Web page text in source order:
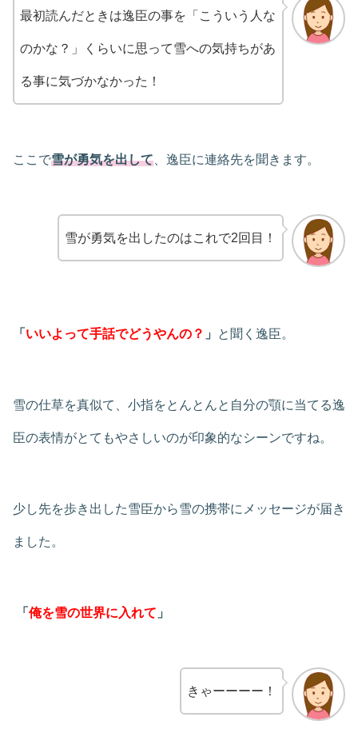
最初読んだときは逸臣の事を「こういう人な
のかな？」くらいに思って雪への気持ちがあ
る事に気づかなかった！
ここで雪が勇気を出して 、逸臣に連絡先を聞きます。
雪が勇気を出したのはこれで2回目！
「 いいよって手話でどうやんの？ 」 と聞く逸臣。
雪の仕草を真似て、小指をとんとんと自分の顎に当てる逸
臣の表情がとてもやさしいのが印象的なシーンですね。
少し先を歩き出した雪臣から雪の携帯にメッセージが届き
ました。
「 俺を雪の世界に入れて 」
きゃーーーー！